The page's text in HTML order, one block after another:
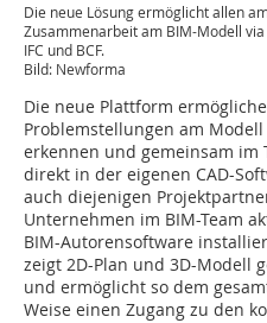
Die neue Lösung ermöglicht allen
Zusammenarbeit am BIM-Modell
IFC und BCF.
Bild: Newforma
Die neue Plattform
Problemstellungen am
erkennen und gemeinsam im
direkt in der eigenen CAD-
auch diejenigen
Unternehmen im BIM-Team
BIM-Autorensoftware
zeigt 2D-Plan und 3D-Modell
und ermöglicht so dem
Weise einen Zugang zu den